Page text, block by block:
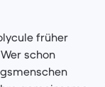
früher
schon